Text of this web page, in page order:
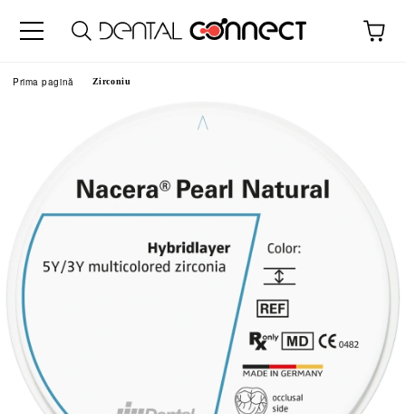
Prima pagină Zirconiu